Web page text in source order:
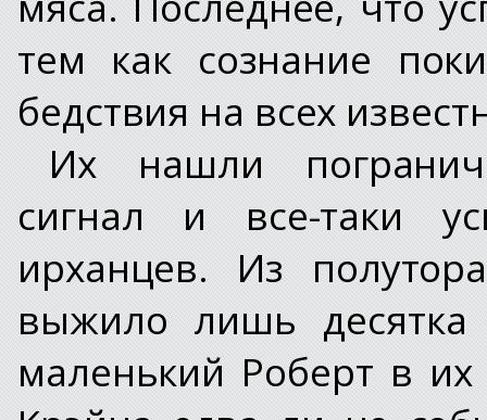
тем как сознание
бедствия на всех
Их нашли
сигнал и все-таки
ирханцев. Из
выжило лишь
маленький Роберт в